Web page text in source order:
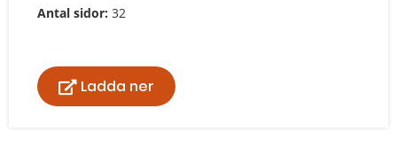
Antal sidor: 32
Ladda ner